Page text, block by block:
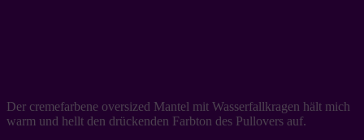
Der cremefarbene oversized Mantel mit Wasserfallkragen hält mich
warm und hellt den drückenden Farbton des Pullovers auf.